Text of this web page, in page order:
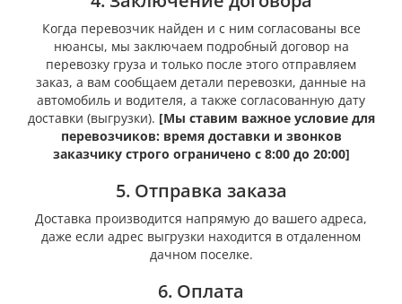
Когда перевозчик найден и с ним согласованы все
нюансы, мы заключаем подробный договор на
перевозку груза и только после этого отправляем
заказ, а вам сообщаем детали перевозки, данные на
автомобиль и водителя, а также согласованную дату
доставки (выгрузки). [Мы ставим важное условие для
перевозчиков: время доставки и звонков
заказчику строго ограничено с 8:00 до 20:00]
5. Отправка заказа
Доставка производится напрямую до вашего адреса,
даже если адрес выгрузки находится в отдаленном
дачном поселке.
6. Оплата